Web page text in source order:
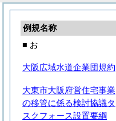
例規名称
■ お
大阪広域水道企業団規約
大東市大阪府営住宅事業
の移管に係る検討協議タ
スクフォース設置要綱